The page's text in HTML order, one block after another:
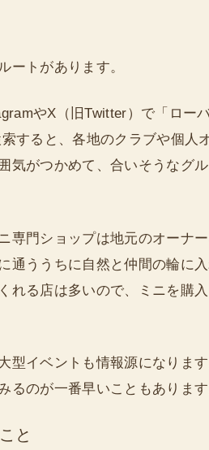
ートがあります。
やX（旧Twitter）で「ロー
すると、各地のクラブや個人
気がつかめて、合いそうなグ
専門ショップは地元のオーナ
通ううちに自然と仲間の輪に
れる店は多いので、ミニを購
型イベントも情報源になりま
るのが一番早いこともあります
と